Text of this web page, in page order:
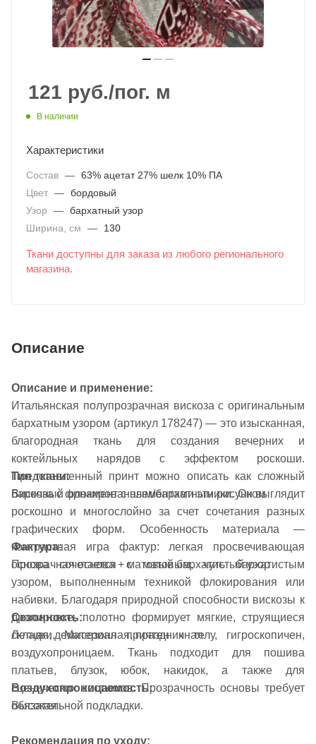
121 руб./пог. м
В наличии
Характеристики
Состав — 63% ацетат 27% шелк 10% ПА
Цвет — бордовый
Узор
— бархатный узор
Ширина, см
— 130
Ткани доступны для заказа из любого регионального
магазина.
Описание
Описание и применение:
Итальянская полупрозрачная вискоза с оригинальным
бархатным узором (артикул 178247) — это изысканная,
благородная ткань для создания вечерних и
коктейльных нарядов с эффектом роскоши.
Представленный принт можно описать как сложный
барочный орнамент с элементами этники. Он выглядит
роскошно и многослойно за счет сочетания разных
графических форм. Особенность материала —
контрастная игра фактур: легкая просвечивающая
основа сочетается с матовым, чуть бархатистым
узором, выполненным техникой флокирования или
набивки. Благодаря природной способности вискозы к
драпировке, полотно формирует мягкие, струящиеся
складки. Материал приятен к телу, гигроскопичен,
воздухопроницаем. Ткань подходит для пошива
платьев, блузок, юбок, накидок, а также для
сценических костюмов. Прозрачность основы требует
обязательной подкладки.
Рекомендация по уходу:
Тип ткани:
Вискоза с флокированным/бархатным рисунком
Фактура:
Прозрачная основа + матовый бархатистый узор
Сезонность:
Летняя, демисезонная, праздничная
Воздухопроницаемость:
Высокая